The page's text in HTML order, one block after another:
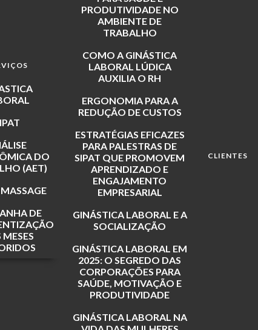
DO
(AET)
DE
MESES
PRODUTIVIDADE NO
AMBIENTE DE
TRABALHO
COMO A GINÁSTICA
LABORAL LÚDICA
AUXILIA O RH
ERGONOMIA PARA A
REDUÇÃO DE CUSTOS
ESTRATÉGIAS EFICAZES
PARA PALESTRAS DE
SIPAT QUE PROMOVEM
APRENDIZADO E
ENGAJAMENTO
EMPRESARIAL
GINÁSTICA LABORAL E A
SOCIALIZAÇÃO
GINÁSTICA LABORAL EM
2025: O SEGREDO DAS
CORPORAÇÕES PARA
SAÚDE, MOTIVAÇÃO E
PRODUTIVIDADE
GINÁSTICA LABORAL NA
CLIENTES